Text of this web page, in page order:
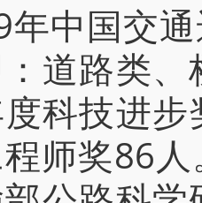
国交通
道路类
科技进
师奖86